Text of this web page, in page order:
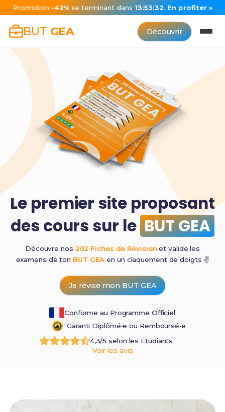
Promotion -42% se terminant dans 13:53:31. En profiter »
BUT GEA Découvrir
Le premier site proposant
des cours sur le BUT GEA
Découvre nos 202 Fiches de Révision et valide les
examens de ton BUT GEA en un claquement dedoigts ✌️
Je révise mon BUT GEA
Conforme au Programme Officiel
Garanti Diplômé•e ou Remboursé•e
4,3/5 selon les Étudiants
Voir les avis